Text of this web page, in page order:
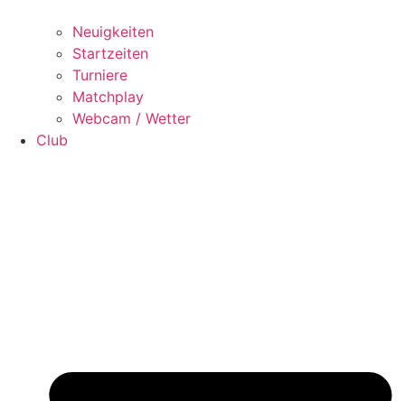
Neuigkeiten
Startzeiten
Turniere
Matchplay
Webcam / Wetter
Club